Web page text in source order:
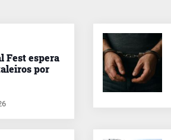
Fest espera
por